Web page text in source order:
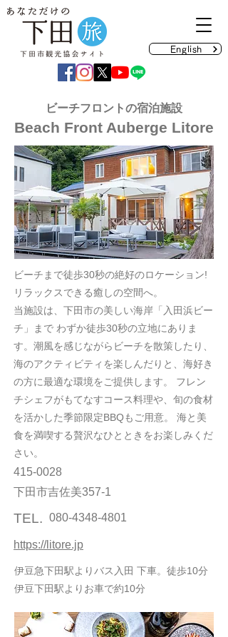
English
ビーチフロントの宿泊施設
Beach Front Auberge Litore
ビーチまで徒歩30秒の絶好のロケーション!
リラックスできる癒しの空間へ。
当施設は、下田市の美しい海岸「入田浜ビー
チ」まで わずか徒歩30秒の立地にありま
す。潮風を感じながらビーチを散策したり、
海のアクティビティを楽しんだりと、海好き
の方に最適な環境をご提供します。 フレン
チシェフがもてなすコース料理や、旬の食材
を活かした季節限定BBQもご用意。 海と美
食を満喫する贅沢なひとときをお楽しみくだ
さい。
415-0028
下田市吉佐美357-1
TEL. 080-4348-4801
https://litore.jp
伊豆急下田駅よりバス入田 下車。徒歩10分
伊豆下田駅よりお車で約10分